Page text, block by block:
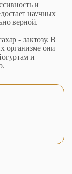
и
научных
верной.
- лактозу. В
организме они
и